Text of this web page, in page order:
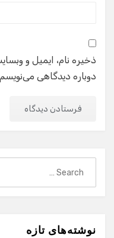
ذخیره نام، ایمیل و
دوباره دیدگاهی
نوشته‌های تازه